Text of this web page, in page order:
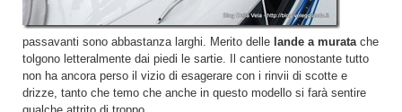
passavanti sono abbastanza larghi. Merito delle lande a murata che
tolgono letteralmente dai piedi le sartie. Il cantiere nonostante tutto
non ha ancora perso il vizio di esagerare con i rinvii di scotte e
drizze, tanto che temo che anche in questo modello si farà sentire